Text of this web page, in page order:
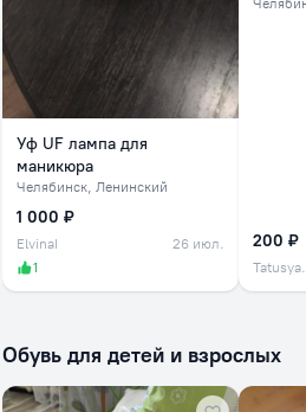
Уф UF лампа для
маникюра
Челябинск, Ленинский
1 000 ₽
ElvinaI
26 июл.
1
200 ₽
Обувь для детей и взрослых